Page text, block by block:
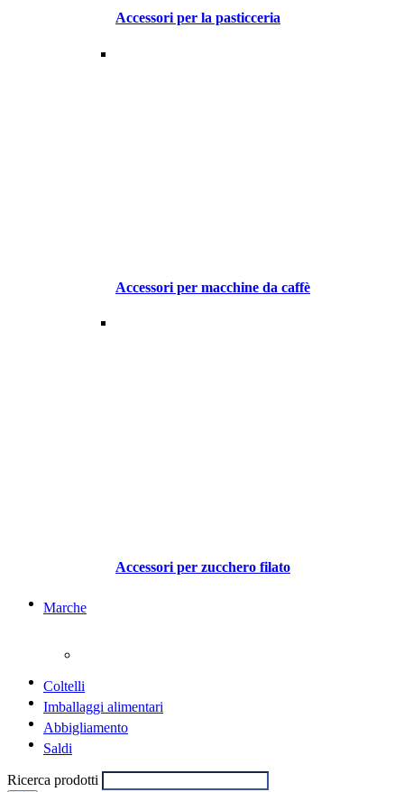
Accessori per la pasticceria
Accessori per macchine da caffè
Accessori per zucchero filato
Marche
Coltelli
Imballaggi alimentari
Abbigliamento
Saldi
Ricerca prodotti